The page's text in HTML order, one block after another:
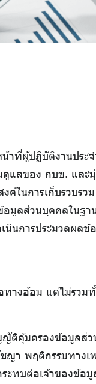
ที่ผู้ปฏิบัติงานประจ
แลของ กบข. และ
ในการเก็บรวบรวม
มูลส่วนบุคคลในฐา
นการประมวลผลข้
ทางอ้อม แต่ไม่รวม
ติคุ้มครองข้อมูลส่
ญา พฤติกรรมทางเ
ทบต่อเจ้าของข้อ